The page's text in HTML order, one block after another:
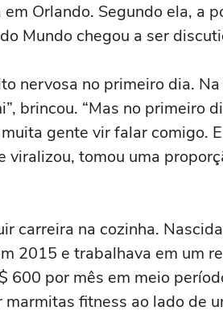
Orlando. Segundo ela, a
Mundo chegou a ser
nervosa no primeiro dia.
brincou. “Mas no primeiro
gente vir falar comigo.
tomou uma
carreira na cozinha.
2015 e trabalhava em um
600 por mês em meio
fitness ao lado de